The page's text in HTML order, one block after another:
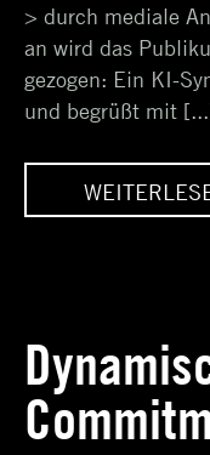
> durch mediale
an wird das
gezogen: Ein KI-
und begrüßt mit